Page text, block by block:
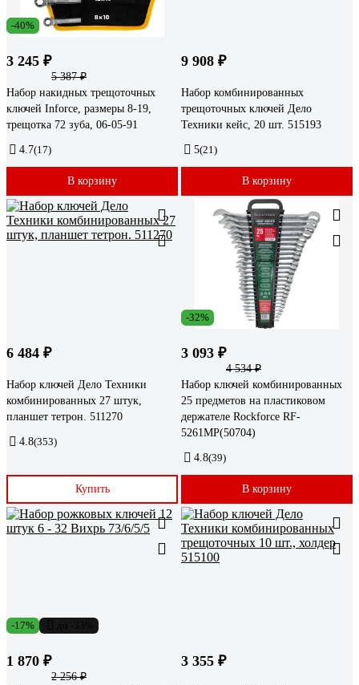
-40%
3 245 ₽
5 387 ₽
Набор накидных трещоточных
ключей Inforce, размеры 8-19,
трещотка 72 зуба, 06-05-91
4.7(17)
В корзину
9 908 ₽
Набор комбинированных
трещоточных ключей Дело
Техники кейс, 20 шт. 515193
5(21)
В корзину
6 484 ₽
Набор ключей Дело Техники
комбинированных 27 штук,
планшет тетрон. 511270
4.8(353)
Купить
-32%
3 093 ₽
4 534 ₽
Набор ключей комбинированных
25 предметов на пластиковом
держателе Rockforce RF-
5261MP(50704)
4.8(39)
В корзину
-17%
1 870 ₽
2 256 ₽
3 355 ₽